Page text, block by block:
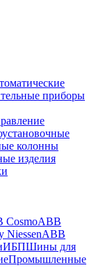
приборы
колонны
изделия
CosmoABB
NiessenABB
ИБПШины для
Промышленные